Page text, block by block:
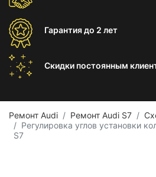
Гарантиядо 2 лет
Скидки постоянным
Ремонт Audi Ремонт Audi S7
Регулировка углов установки
S7